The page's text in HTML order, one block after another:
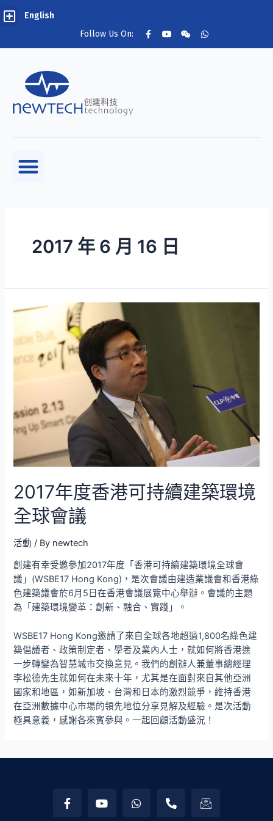
English
Follow Us On:
2017 年 6 月 16 日
2017年度香港可持續建築環境
全球會議
活動 / By newtech
創建有幸受邀參加2017年度「香港可持續建築環境全球會
議」(WSBE17 Hong Kong)，是次會議由建造業議會和香港綠
色建築議會於6月5日在香港會議展覽中心舉辦。會議的主題
為「建築環境變革：創新、融合、實踐」。
WSBE17 Hong Kong邀請了來自全球各地超過1,800名綠色建
築倡議者、政策制定者、學者及業內人士，就如何將香港進
一步轉變為智慧城市交換意見。我們的創辦人兼董事總經理
李松德先生就如何在未來十年，尤其是在面對來自其他亞洲
國家和地區，如新加坡、台灣和日本的激烈競爭，維持香港
在亞洲數據中心市場的領先地位分享見解及經驗。是次活動
極具意義，感謝各來賓參與。一起回顧活動盛況！